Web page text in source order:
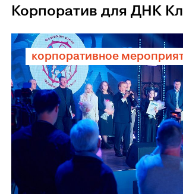
Корпоратив для ДНК
корпоративное